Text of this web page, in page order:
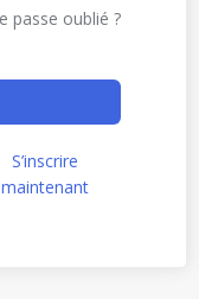
passe oublié ?
S’inscrire
maintenant